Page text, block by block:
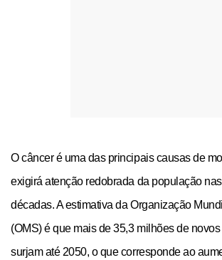
O câncer é uma das principais causas de
exigirá atenção redobrada da população
décadas. A estimativa da Organização
(OMS) é que mais de 35,3 milhões de
surjam até 2050, o que corresponde ao